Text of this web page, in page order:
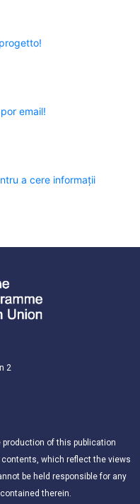
email!
a cere informații
2
production of this publication
which reflect the views
be held responsible for any
therein.